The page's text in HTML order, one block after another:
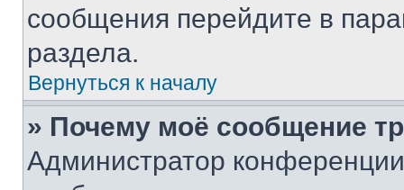
сообщения перейдите в
раздела.
Вернуться к началу
» Почему моё сообщение
Администратор